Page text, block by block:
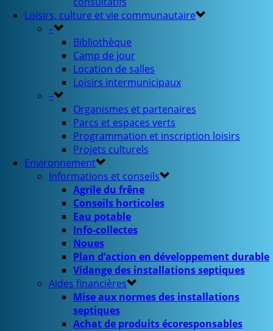
Loisirs, culture et vie communautaire
–
Bibliothèque
Camp de jour
Location de salles
Loisirs intermunicipaux
–
Organismes et partenaires
Parcs et espaces verts
Programmation et inscription loisirs
Projets culturels
Environnement
Informations et conseils
Agrile du frêne
Conseils horticoles
Eau potable
Info-collectes
Noues
Plan d’action en développement durable
Vidange des installations septiques
Aides financières
Mise aux normes des installations
septiques
Achat de produits écoresponsables